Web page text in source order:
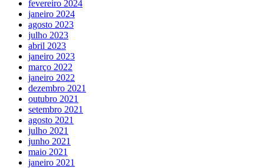
fevereiro 2024
janeiro 2024
agosto 2023
julho 2023
abril 2023
janeiro 2023
março 2022
janeiro 2022
dezembro 2021
outubro 2021
setembro 2021
agosto 2021
julho 2021
junho 2021
maio 2021
janeiro 2021